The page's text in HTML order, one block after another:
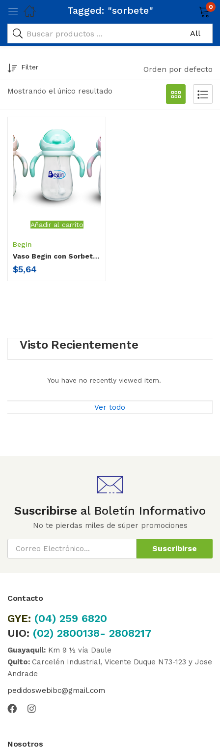
Tagged: "sorbete" 0
Mostrando el único resultado
Filter Orden por defecto
Añadir al carrito
Begin
Vaso Begin con Sorbete 300ml
$5,64
Visto Recientemente
You have no recently viewed item.
Ver todo
Suscribirse al Boletín Informativo
No te pierdas miles de súper promociones
Suscribirse
Contacto
GYE: (04) 259 6820
UIO: (02) 2800138- 2808217
Guayaquil: Km 9 ½ vía Daule
Quito: Carcelén Industrial, Vicente Duque N73-123 y Jose
Andrade
pedidoswebibc@gmail.com
Nosotros